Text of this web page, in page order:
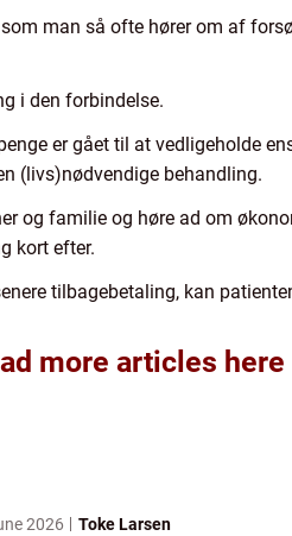
man så ofte hører om af
i den forbindelse.
er gået til at vedligeholde
(livs)nødvendige behandling.
og familie og høre ad om
kort efter.
tilbagebetaling, kan
more articles here
2026 Toke Larsen